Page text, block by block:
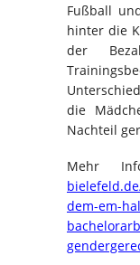
Fußball
hinter die
der
die
Nachteil
Mehr
dem-em-